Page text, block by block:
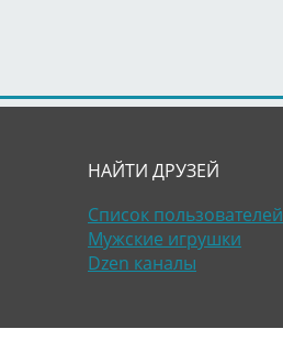
НАЙТИ ДРУЗЕЙ
Список пользователей
Мужские игрушки
Dzen каналы